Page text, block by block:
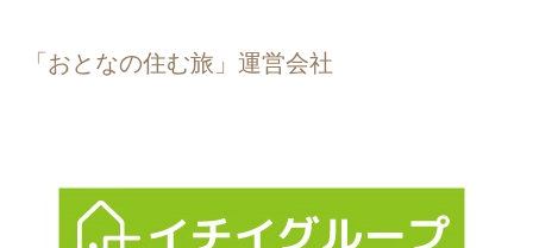
「おとなの住む旅」運営会社